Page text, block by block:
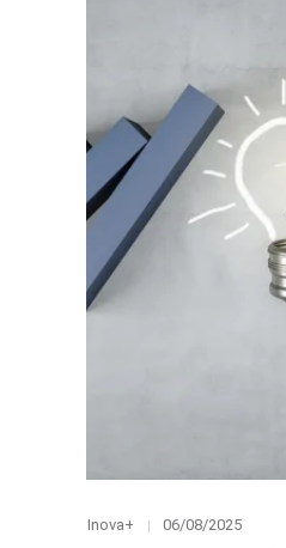
Category
Inova+
Posted
06/08/2025